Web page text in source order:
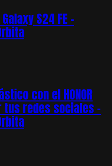
S24 FE –
con el HONOR
redes sociales –